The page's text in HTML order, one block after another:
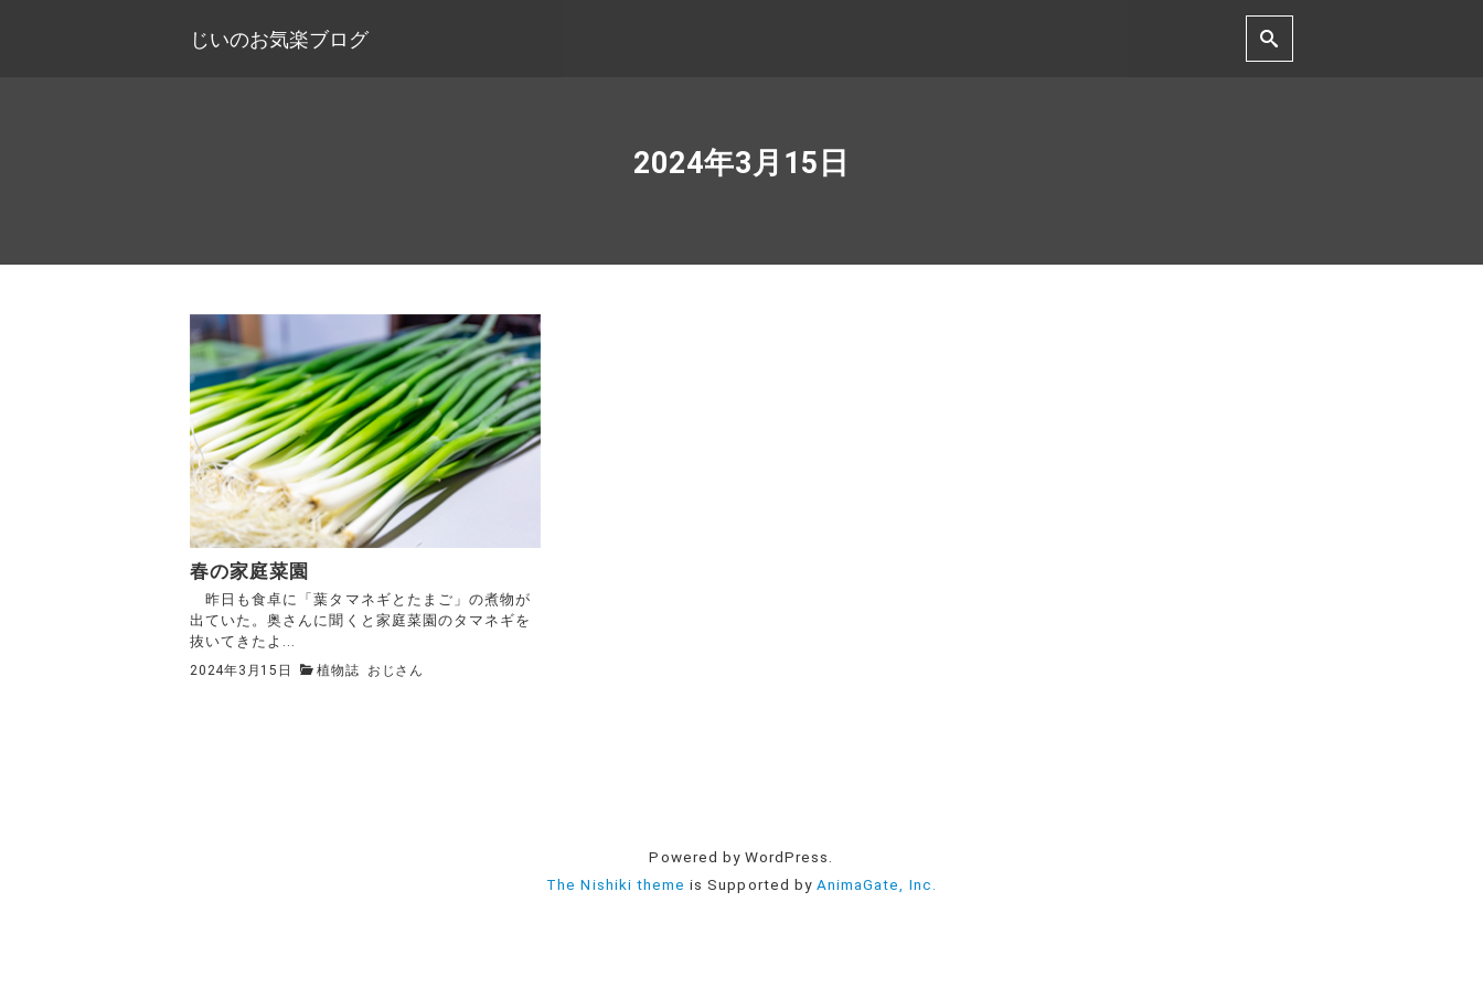
じいのお気楽ブログ
2024年3月15日
春の家庭菜園
昨日も食卓に「葉タマネギとたまご」の煮物が
出ていた。奥さんに聞くと家庭菜園のタマネギを
抜いてきたよ...
2024年3月15日 植物誌 おじさん
Powered by WordPress.
The Nishiki theme is Supported by AnimaGate, Inc.